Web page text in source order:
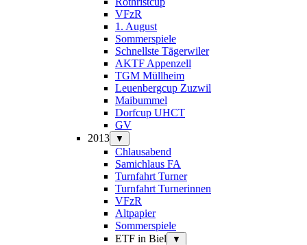
VFzR
1. August
Sommerspiele
Schnellste Tägerwiler
AKTF Appenzell
TGM Müllheim
Leuenbergcup Zuzwil
Maibummel
Dorfcup UHCT
GV
2013
▼
Chlausabend
Samichlaus FA
Turnfahrt Turner
Turnfahrt Turnerinnen
VFzR
Altpapier
Sommerspiele
ETF in Biel
▼